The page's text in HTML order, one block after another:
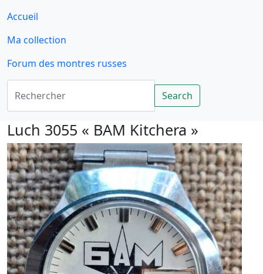
Accueil
Ma collection
Forum des montres russes
Rechercher
Search
Luch 3055 « BAM Kitchera »